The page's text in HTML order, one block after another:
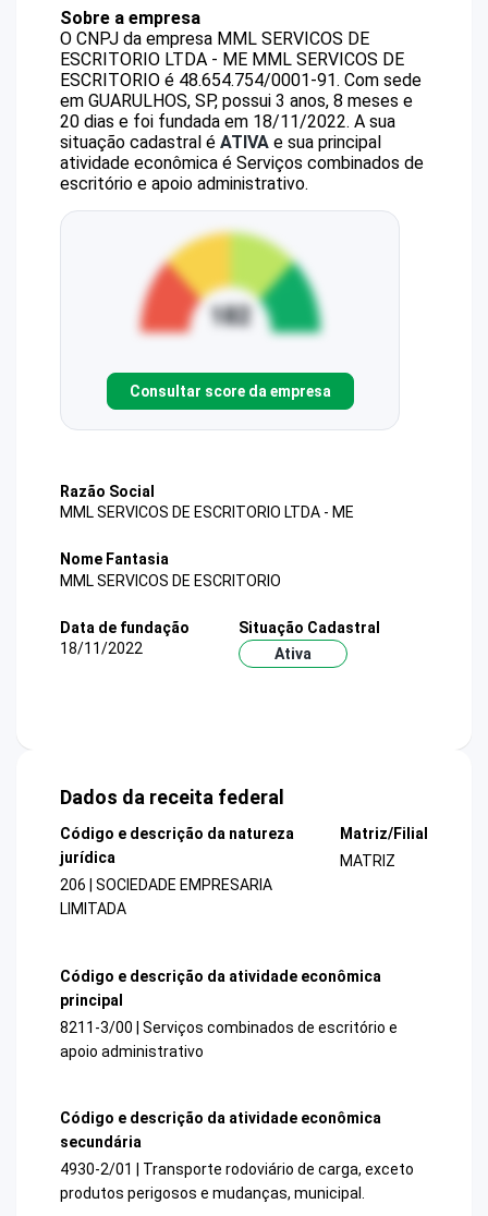
Sobre a empresa
O CNPJ da empresa MML SERVICOS DE
ESCRITORIO LTDA - ME MML SERVICOS DE
ESCRITORIO é 48.654.754/0001-91. Com sede
em GUARULHOS, SP, possui 3 anos, 8 meses e
20 dias e foi fundada em 18/11/2022. A sua
situação cadastral é ATIVA e sua principal
atividade econômica é Serviços combinados de
escritório e apoio administrativo.
Consultar score da empresa
Razão Social
MML SERVICOS DE ESCRITORIO LTDA - ME
Nome Fantasia
MML SERVICOS DE ESCRITORIO
Data de fundação
18/11/2022
Situação Cadastral
Ativa
Dados da receita federal
Código e descrição da natureza
jurídica
206 | SOCIEDADE EMPRESARIA
LIMITADA
Matriz/Filial
MATRIZ
Código e descrição da atividade econômica
principal
8211-3/00 | Serviços combinados de escritório e
apoio administrativo
Código e descrição da atividade econômica
secundária
4930-2/01 | Transporte rodoviário de carga, exceto
produtos perigosos e mudanças, municipal.